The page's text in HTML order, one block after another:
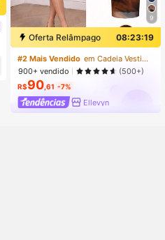
9
Oferta Relâmpago 08:23:18
#2 Mais Vendido
em Cadeia Vestidos Femininos
900+ vendido
(500+)
R$90,61 -7%
Ellevyn